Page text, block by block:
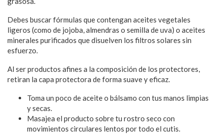
Debes buscar fórmulas que contengan aceites vegetales
ligeros (como de jojoba, almendras o semilla de uva) o aceites
minerales purificados que disuelven los filtros solares sin
esfuerzo.
Al ser productos afines a la composición de los protectores,
retiran la capa protectora de forma suave y eficaz.
Toma un poco de aceite o bálsamo con tus manos limpias
y secas.
Masajea el producto sobre tu rostro seco con
movimientos circulares lentos por todo el cutis.